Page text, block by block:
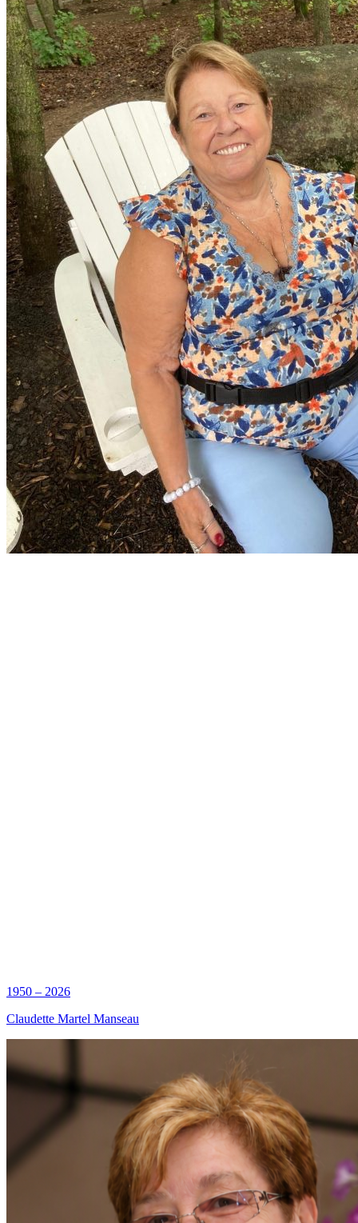
1950 – 2026
Claudette Martel Manseau